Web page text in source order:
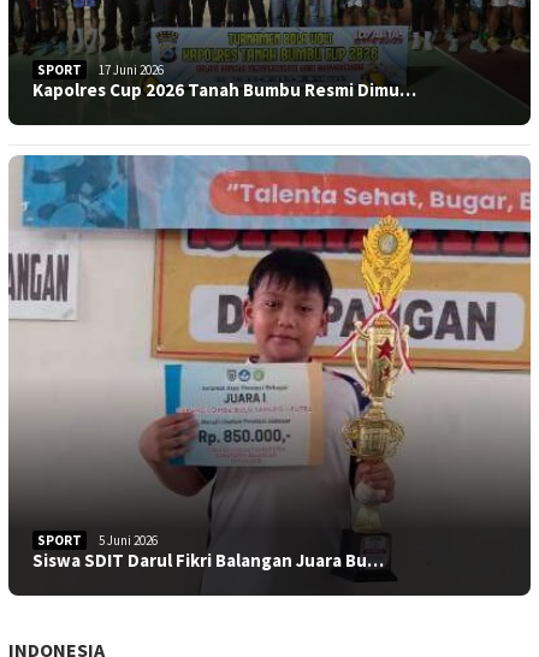
SPORT 17 Juni 2026
Kapolres Cup 2026 Tanah Bumbu Resmi Dimu…
SPORT 5 Juni 2026
Siswa SDIT Darul Fikri Balangan Juara Bu…
INDONESIA